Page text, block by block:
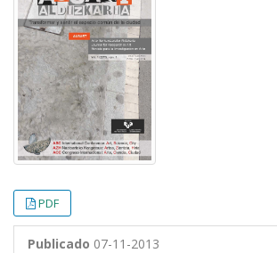
PDF
Publicado 07-11-2013